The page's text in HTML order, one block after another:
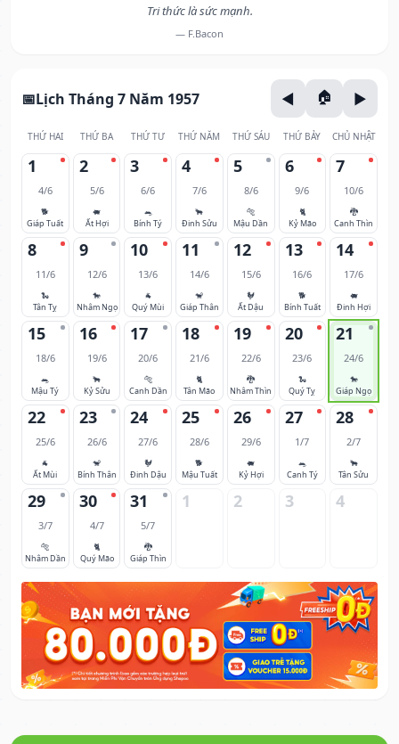
Tri thức là sức mạnh.
— F.Bacon
Lịch Tháng 7 Năm 1957
THỨ HAI THỨ BA THỨ TƯ THỨ NĂM THỨ SÁU THỨ BẢY CHỦ NHẬT
1
4/6
🐕
Giáp Tuất
2
5/6
🐖
Ất Hợi
3
6/6
🐀
Bính Tý
4
7/6
🐂
Đinh Sửu
5
8/6
🐅
Mậu Dần
6
9/6
🐈
Kỷ Mão
7
10/6
🐉
Canh Thìn
8
11/6
🐍
Tân Tỵ
9
12/6
🐎
Nhâm Ngọ
10
13/6
🐐
Quý Mùi
11
14/6
🐒
Giáp Thân
12
15/6
🐓
Ất Dậu
13
16/6
🐕
Bính Tuất
14
17/6
🐖
Đinh Hợi
15
18/6
🐀
Mậu Tý
16
19/6
🐂
Kỷ Sửu
17
20/6
🐅
Canh Dần
18
21/6
🐈
Tân Mão
19
22/6
🐉
Nhâm Thìn
20
23/6
🐍
Quý Tỵ
21
24/6
🐎
Giáp Ngọ
22
25/6
🐐
Ất Mùi
23
26/6
🐒
Bính Thân
24
27/6
🐓
Đinh Dậu
25
28/6
🐕
Mậu Tuất
26
29/6
🐖
Kỷ Hợi
27
1/7
🐀
Canh Tý
28
2/7
🐂
Tân Sửu
29
3/7
🐅
Nhâm Dần
30
4/7
🐈
Quý Mão
31
5/7
🐉
Giáp Thìn
1 2 3 4